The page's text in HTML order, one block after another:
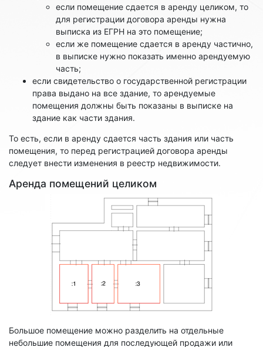
если помещение сдается в аренду целиком, то
для регистрации договора аренды нужна
выписка из ЕГРН на это помещение;
если же помещение сдается в аренду частично,
в выписке нужно показать именно арендуемую
часть;
если свидетельство о государственной регистрации
права выдано на все здание, то арендуемые
помещения должны быть показаны в выписке на
здание как части здания.
То есть, если в аренду сдается часть здания или часть
помещения, то перед регистрацией договора аренды
следует внести изменения в реестр недвижимости.
Аренда помещений целиком
Большое помещение можно разделить на отдельные
небольшие помещения для последующей продажи или